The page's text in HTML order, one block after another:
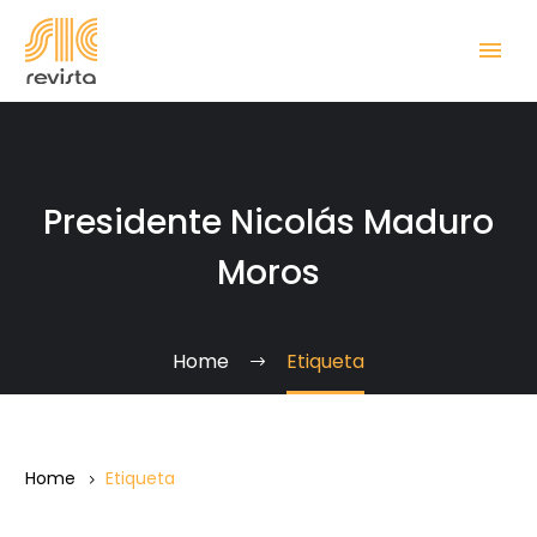
Presidente Nicolás Maduro
Moros
Home Etiqueta
Home Etiqueta